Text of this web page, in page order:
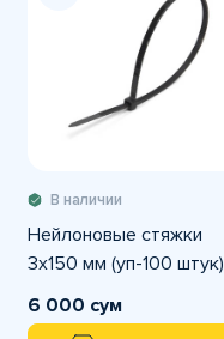
В наличии
Нейлоновые стяжки
3х150 мм (уп-100 штук)
6 000 сум